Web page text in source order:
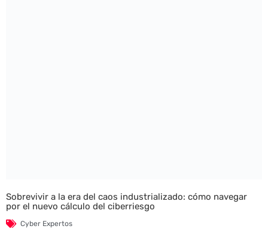
Sobrevivir a la era del caos industrializado: cómo navegar
por el nuevo cálculo del ciberriesgo
Cyber Expertos